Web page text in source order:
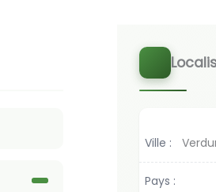
Ville :
Pays :